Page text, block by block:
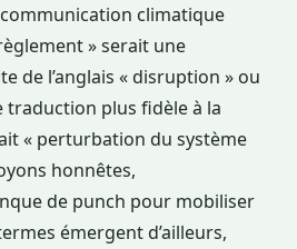
climatique
» serait une
de l’anglais « disruption » ou
traduction plus fidèle à la
« perturbation du système
honnêtes,
de punch pour mobiliser
émergent d’ailleurs,